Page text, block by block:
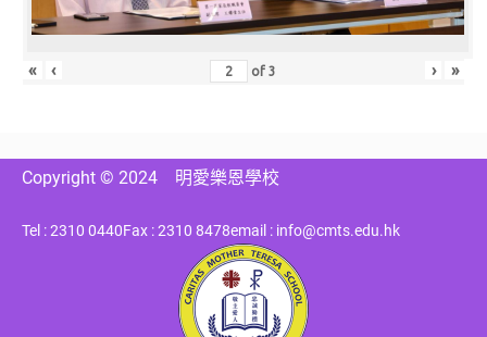
« ‹ of3 › »
Copyright © 2024 明愛樂恩學校
Tel : 2310 0440Fax : 2310 8478email : info@cmts.edu.hk